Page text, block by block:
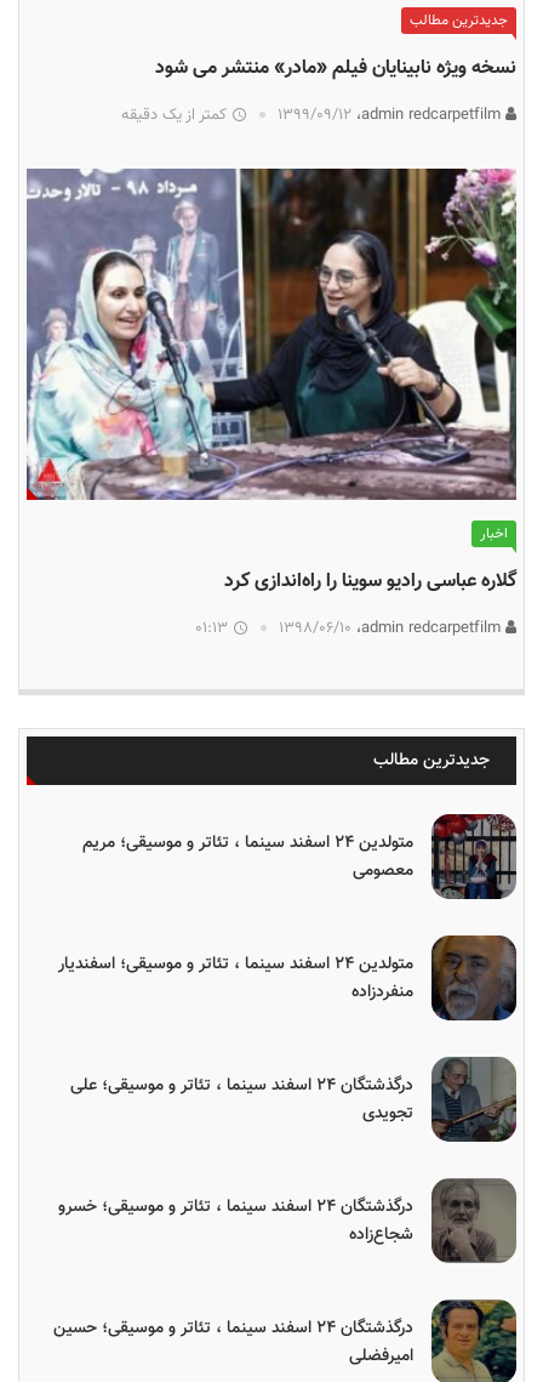
جدیدترین مطالب
نسخه ویژه نابینایان فیلم «مادر» منتشر می شود
۱۳۹۹/۰۹/۱۲ کمتر از یک دقیقه
اخبار
گلاره عباسی رادیو سوینا را راه‌اندازی کرد
۱۳۹۸/۰۶/۱۰ 01:13
جدیدترین مطالب
متولدین ۲۴ اسفند سینما ، تئاتر و موسیقی؛ مریم
معصومی
متولدین ۲۴ اسفند سینما ، تئاتر و موسیقی؛ اسفندیار
منفردزاده
درگذشتگان ۲۴ اسفند سینما ، تئاتر و موسیقی؛ علی
تجویدی
درگذشتگان ۲۴ اسفند سینما ، تئاتر و موسیقی؛ خسرو
شجاع‌زاده
درگذشتگان ۲۴ اسفند سینما ، تئاتر و موسیقی؛ حسین
امیرفضلی